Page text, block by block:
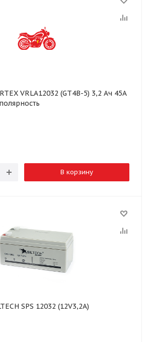
VRLA12032 (GT4B-5) 3,2 Ач 45А
В корзину
SPS 12032 (12V3,2A)